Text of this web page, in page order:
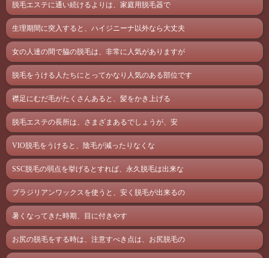
脱毛エステに通い続けるよりは、家庭用脱毛器で
生理期間に突入すると、ハイジニーナ以外なら大丈夫
女の人達の間で脇の脱毛は、非常に人気がありますが
脱毛をうける人たちにとってかなり人気のある部位です
襟足にむだ毛がたくさんあると、髪をかき上げる
脱毛エステの長所は、さまざまあるでしょうが、安
VIO脱毛をうけると、陰毛が減ったりなくな
SSC脱毛の弱点を挙げるとすれば、永久脱毛は出来な
ブラジリアンワックスを使うと、安く脱毛が出来るの
暑くなってきた時期、目に付きやす
お尻の脱毛をする時は、注意すべき点は、お尻脱毛の